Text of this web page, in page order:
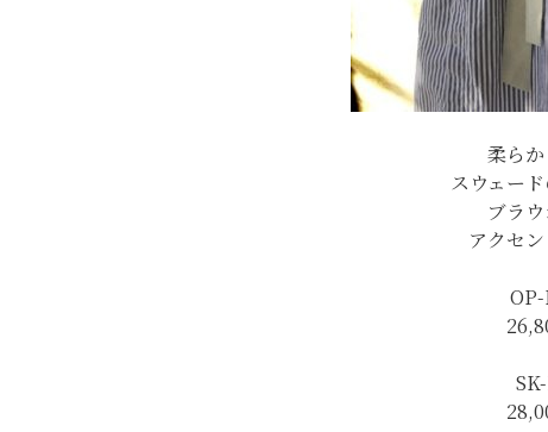
柔ら
スウェー
ブラ
アクセン